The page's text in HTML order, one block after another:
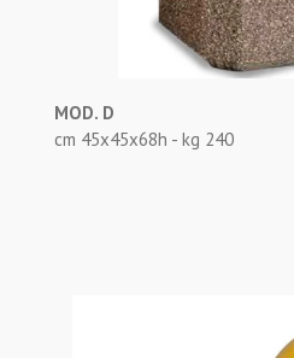
MOD. D
cm 45x45x68h - kg 240